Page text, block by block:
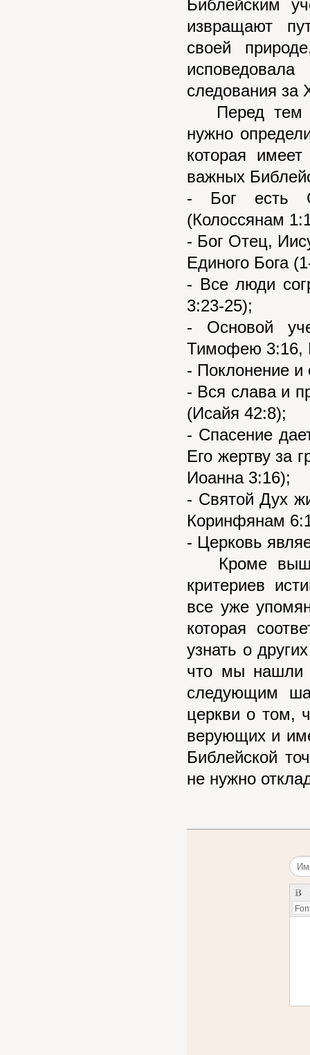
Библейским
извращают
своей
следования за
Перед тем
нужно
которая
важных
- Бог есть
(Колоссянам
- Бог Отец,
Единого Бога
- Все люди
3:23-25);
- Основой
Тимофею 3:16,
- Поклонение и
- Вся слава и
(Исайя 42:8);
- Спасение
Его жертву за
Иоанна 3:16);
- Святой Дух
Коринфянам
- Церковь
Кроме
критериев
все уже
которая
узнать о
что мы нашли
следующим
церкви о том,
верующих и
Библейской
не нужно